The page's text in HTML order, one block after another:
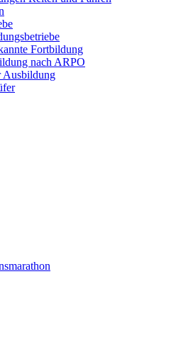
Fortbildung
nach ARPO
Ausbildung